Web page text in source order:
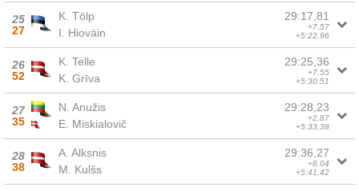
25
27
K. Tölp
I. Hioväin
29:17,81
+7,57
+5:22,96
26
52
K. Telle
K. Grīva
29:25,36
+7,55
+5:30,51
27
35
N. Anužis
E. Miskialovič
29:28,23
+2,87
+5:33,38
28
38
A. Alksnis
M. Kulšs
29:36,27
+8,04
+5:41,42